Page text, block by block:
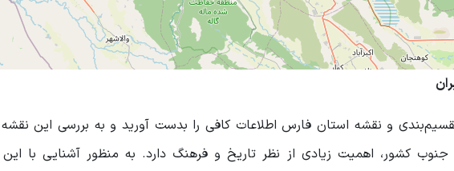
و نقشه استان فارس اطلاعات کافی را بدست آورید و به بررسی این نقشه
کشور، اهمیت زیادی از نظر تاریخ و فرهنگ دارد. به منظور آشنایی با